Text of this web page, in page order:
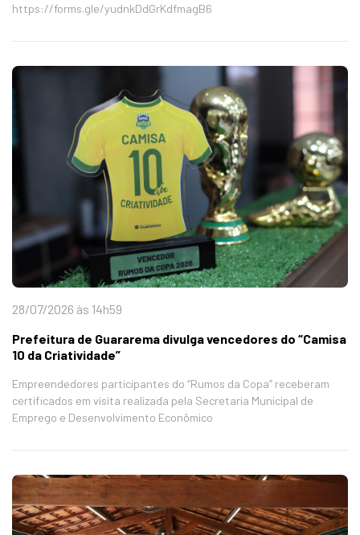
https://forms.gle/yudnkDdGrKdfmagB6
28/07/2026 às 14h59
Prefeitura de Guararema divulga vencedores do “Camisa
10 da Criatividade”
Empreendedores participantes do “Rumos da Copa” receberam
certificados em visita realizada pela Secretaria Municipal de
Emprego e Desenvolvimento Econômico